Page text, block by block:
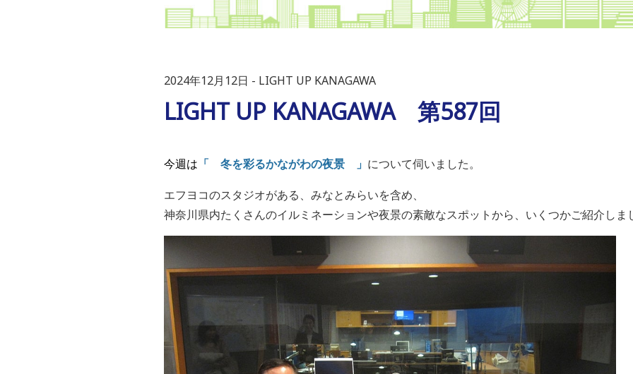
2024年12月12日 LIGHT UP KANAGAWA
LIGHT UP KANAGAWA 第587回
今週は 「 冬を彩るかながわの夜景 」 について伺いました。
エフヨコのスタジオがある、みなとみらいを含め、
神奈川県内たくさんのイルミネーションや夜景の素敵なスポットから、いくつかご紹介しま